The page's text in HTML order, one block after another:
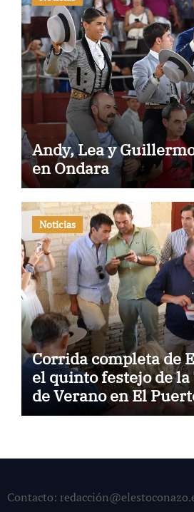
Andy, Lea y
en Ondara
Noticias
Corrida completa de
el quinto festejo de
de Verano en El
Contacto: